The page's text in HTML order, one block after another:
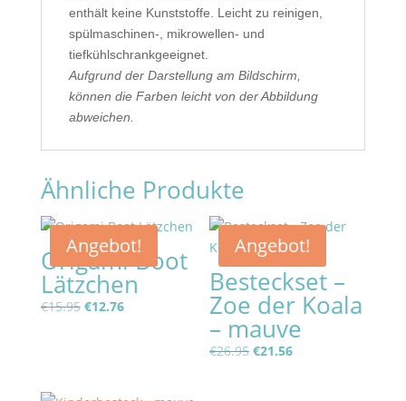
enthält keine Kunststoffe. Leicht zu reinigen,
spülmaschinen-, mikrowellen- und
tiefkühlschrankgeeignet.
Aufgrund der Darstellung am Bildschirm,
können die Farben leicht von der Abbildung
abweichen.
Ähnliche Produkte
Angebot!
Origami Boot
Lätzchen
€15.95 Ursprünglicher
€12.76Aktueller
Angebot!
Besteckset –
Zoe der Koala
– mauve
€26.95 Ursprünglicher
€21.56Aktueller